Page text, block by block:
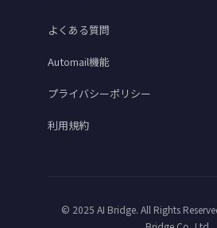
よくある質問
Automail機能
プライバシーポリシー
利用規約
© 2025 AI Bridge. All Rights